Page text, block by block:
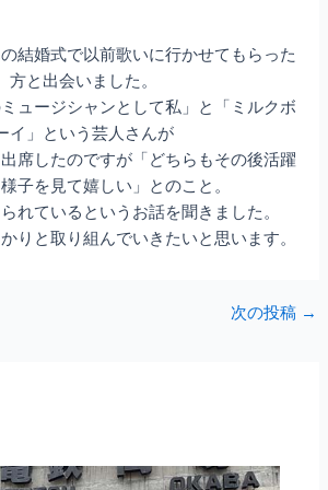
結婚式で以前歌いに行かせてもらった
方と出会いました。
ュージシャンとして私」と「ミルクボ
イ」という芸人さんが
席したのですが「どちらもその後活躍
子を見て嬉しい」とのこと。
れているというお話を聞きました。
りと取り組んでいきたいと思います。
次の投稿 →